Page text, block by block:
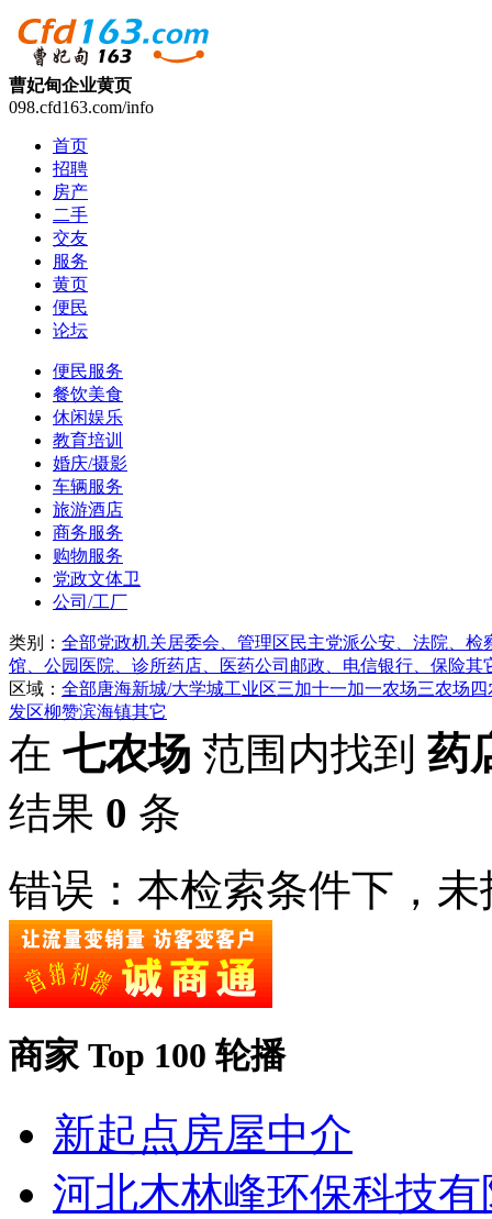
曹妃甸企业黄页
098.cfd163.com/info
首页
招聘
房产
二手
交友
服务
黄页
便民
论坛
便民服务
餐饮美食
休闲娱乐
教育培训
婚庆/摄影
车辆服务
旅游酒店
商务服务
购物服务
党政文体卫
公司/工厂
类别： 全部党政机关居委会、管理区民主党派公安、法院、检
馆、公园 医院、诊所药店、医药公司 邮政、电信银行、保险其
区域： 全部唐海新城/大学城工业区三加十一加一农场三农场
发区柳赞滨海镇其它
在 七农场 范围内找到 药
结果 0 条
错误：本检索条件下，
商家 Top 100 轮播
新起点房屋中介
河北木林峰环保科技